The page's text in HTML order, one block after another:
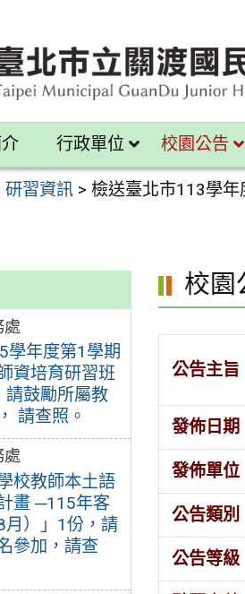
行政單位 校園公告
研習資訊 >檢送臺北市113學
處
學年度第1學期
資培育研習班
請鼓勵所屬教
請查照。
處
校教師本土語
畫 ─115年客
月）」1份，請
參加，請查
校園
公告主旨
發佈日期
發佈單位
公告類別
公告等級